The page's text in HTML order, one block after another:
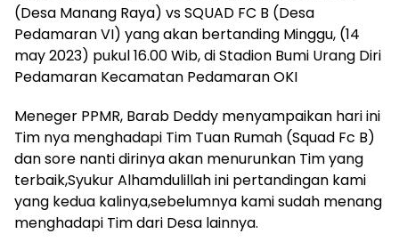
(Desa Manang Raya) vs SQUAD FC B (Desa
Pedamaran VI) yang akan bertanding Minggu, (14
may 2023) pukul 16.00 Wib, di Stadion Bumi Urang Diri
Pedamaran Kecamatan Pedamaran OKI
Meneger PPMR, Barab Deddy menyampaikan hari ini
Tim nya menghadapi Tim Tuan Rumah (Squad Fc B)
dan sore nanti dirinya akan menurunkan Tim yang
terbaik,Syukur Alhamdulillah ini pertandingan kami
yang kedua kalinya,sebelumnya kami sudah menang
menghadapi Tim dari Desa lainnya.